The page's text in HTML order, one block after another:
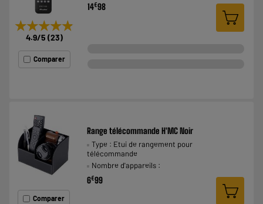
★★★★★
★★★★★
4.9/5 (23)
Comparer
14€98
Comparer
Range télécommande H'MC Noir
Type : Etui de rangement pour
télécommande
Nombre d'appareils :
6€99